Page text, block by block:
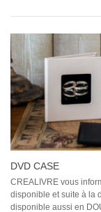
DVD CASE
CREALIVRE vous
disponible et suite à la
disponible aussi en